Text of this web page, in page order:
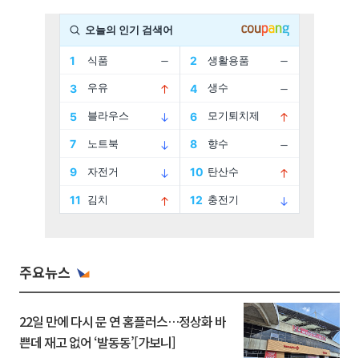
주요뉴스
22일 만에 다시 문 연 홈플러스…정상화 바
쁜데 재고 없어 ‘발동동’[가보니]